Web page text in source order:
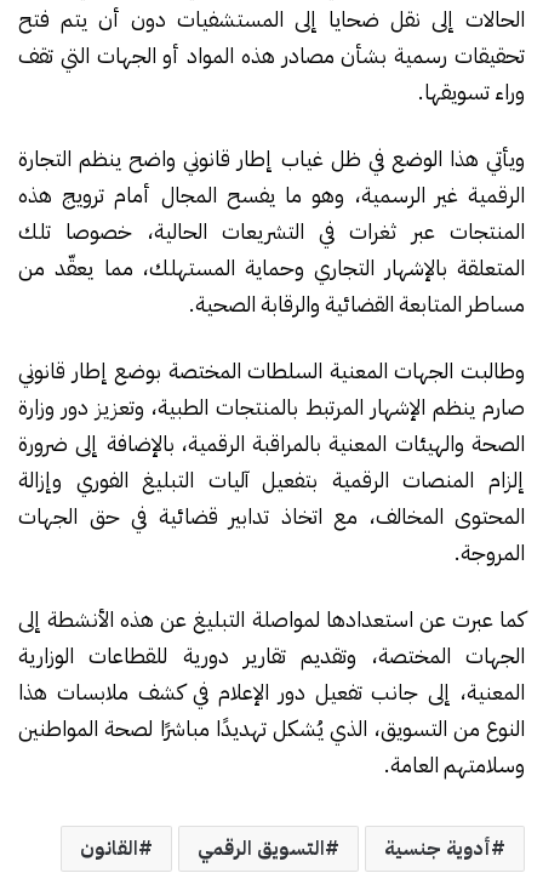
الحالات إلى نقل ضحايا إلى المستشفيات دون أن يتم فتح
تحقيقات رسمية بشأن مصادر هذه المواد أو الجهات التي تقف
وراء تسويقها.
ويأتي هذا الوضع في ظل غياب إطار قانوني واضح ينظم التجارة
الرقمية غير الرسمية، وهو ما يفسح المجال أمام ترويج هذه
المنتجات عبر ثغرات في التشريعات الحالية، خصوصا تلك
المتعلقة بالإشهار التجاري وحماية المستهلك، مما يعقّد من
مساطر المتابعة القضائية والرقابة الصحية.
وطالبت الجهات المعنية السلطات المختصة بوضع إطار قانوني
صارم ينظم الإشهار المرتبط بالمنتجات الطبية، وتعزيز دور وزارة
الصحة والهيئات المعنية بالمراقبة الرقمية، بالإضافة إلى ضرورة
إلزام المنصات الرقمية بتفعيل آليات التبليغ الفوري وإزالة
المحتوى المخالف، مع اتخاذ تدابير قضائية في حق الجهات
المروجة.
كما عبرت عن استعدادها لمواصلة التبليغ عن هذه الأنشطة إلى
الجهات المختصة، وتقديم تقارير دورية للقطاعات الوزارية
المعنية، إلى جانب تفعيل دور الإعلام في كشف ملابسات هذا
النوع من التسويق، الذي يُشكل تهديدًا مباشرًا لصحة المواطنين
وسلامتهم العامة.
أدوية جنسية التسويق الرقمي
القانون